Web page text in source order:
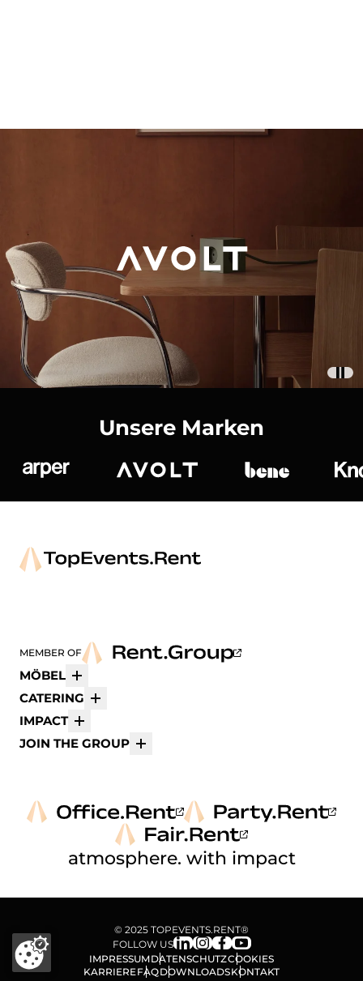
Unsere Marken
MEMBER OF
MÖBEL
CATERING
IMPACT
JOIN THE GROUP
atmosphere. with impact
© 2025 TOPEVENTS.RENT®
FOLLOW US
IMPRESSUMDATENSCHUTZCOOKIES
KARRIEREFAQDOWNLOADSKONTAKT